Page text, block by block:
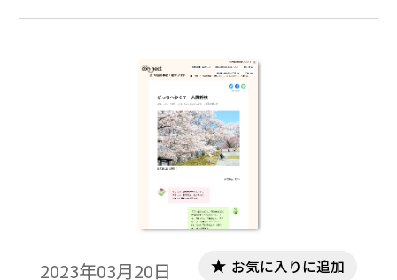
湯環状列石は2021年、「北海道・北東北の
2023年03月20日 お気に入りに追加